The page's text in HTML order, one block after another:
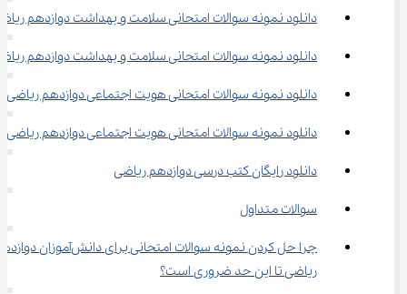
دانلود نمونه سوالات امتحانی سلامت و بهداشت دوازدهم
دانلود نمونه سوالات امتحانی سلامت و بهداشت دوازدهم
دانلود نمونه سوالات امتحانی هویت اجتماعی دوازدهم ریاضی
دانلود نمونه سوالات امتحانی هویت اجتماعی دوازدهم ریاضی
دانلود رایگان کتب درسی دوازدهم ریاضی
سوالات متداول
چرا حل کردن نمونه سوالات امتحانی برای
ریاضی تا این حد ضروری است؟